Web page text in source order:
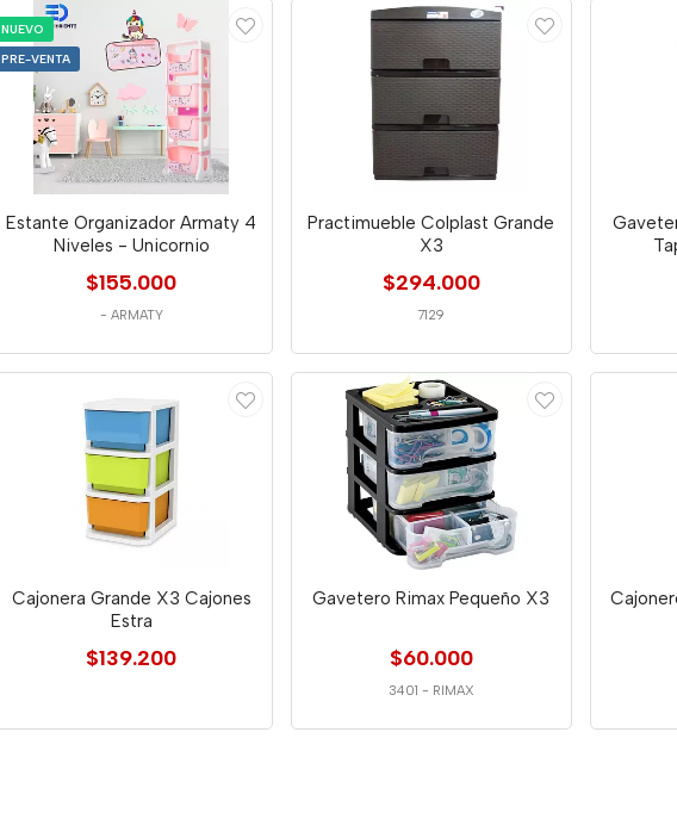
NUEVO
PRE-VENTA
Estante Organizador Armaty 4
Niveles - Unicornio
$155.000
- ARMATY
Practimueble Colplast Grande
X3
$294.000
7129
Cajonera Grande X3 Cajones
Estra
$139.200
Gavetero Rimax Pequeño X3
$60.000
3401 - RIMAX